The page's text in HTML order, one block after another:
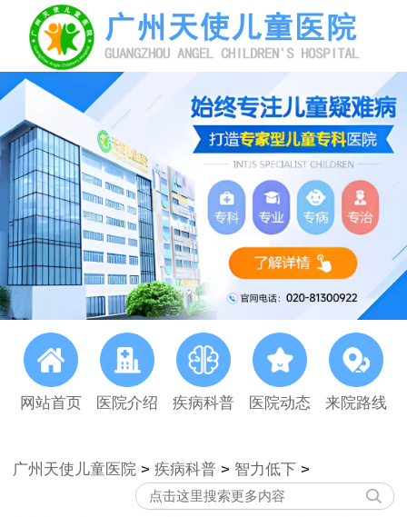
网站首页 医院介绍 疾病科普 医院动态 来院路线
广州天使儿童医院 > 疾病科普 > 智力低下 >